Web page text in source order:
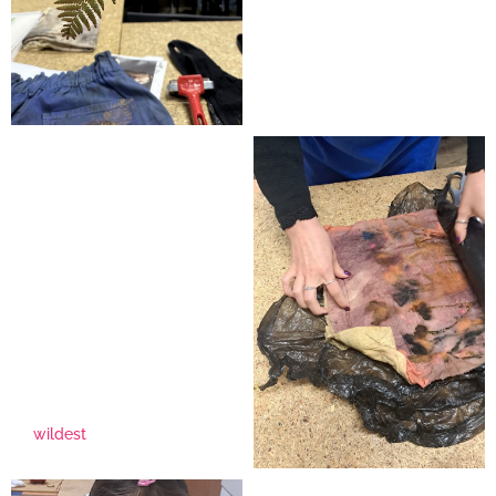
wildest